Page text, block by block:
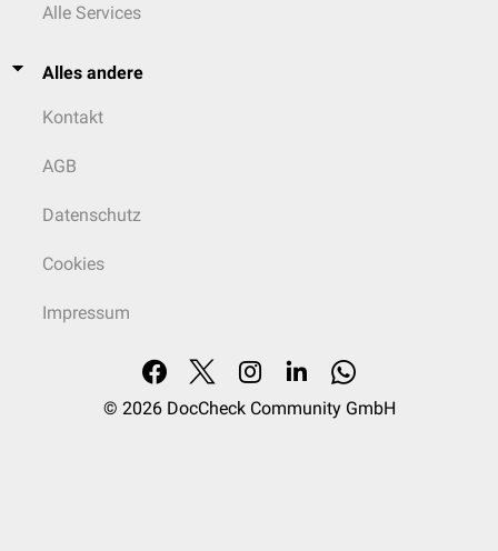
Alle Services
Alles andere
Kontakt
AGB
Datenschutz
Cookies
Impressum
© 2026 DocCheck Community GmbH